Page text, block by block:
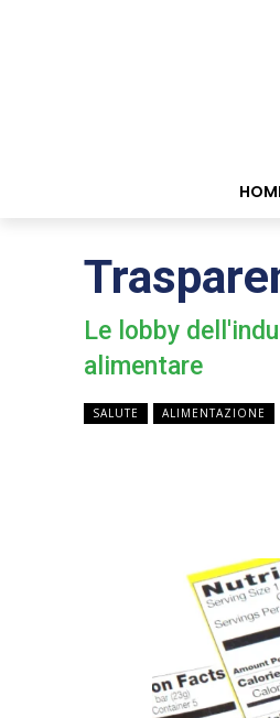
Le lobby
alimentare
SALUTE ALIMENTAZIONE